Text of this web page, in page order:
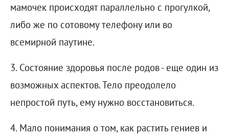
мамочек происходят параллельно с прогулкой,
либо же по сотовому телефону или во
всемирной паутине.
3. Состояние здоровья после родов - еще один из
возможных аспектов. Тело преодолело
непростой путь, ему нужно восстановиться.
4. Мало понимания о том, как растить гениев и